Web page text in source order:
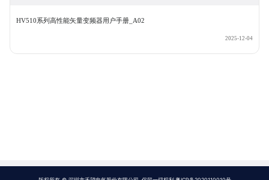
HV510系列高性能矢量变频器用户手册_A02
2025-12-04